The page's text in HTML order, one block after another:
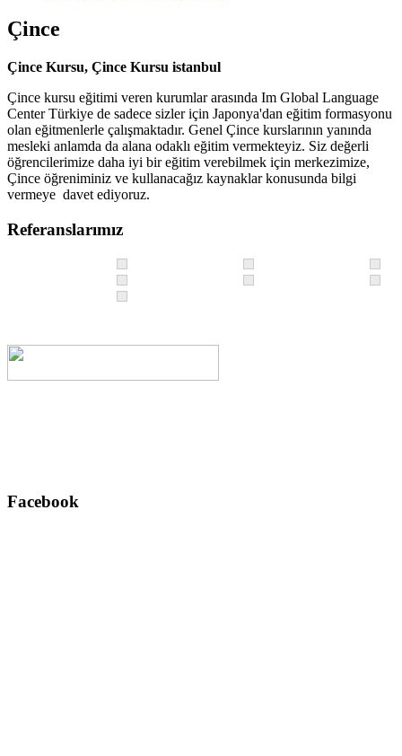
Çince
Çince Kursu, Çince Kursu istanbul
Çince kursu eğitimi veren kurumlar arasında Im Global Language
Center Türkiye de sadece sizler için Japonya'dan eğitim formasyonu
olan eğitmenlerle çalışmaktadır. Genel Çince kurslarının yanında
mesleki anlamda da alana odaklı eğitim vermekteyiz. Siz değerli
öğrencilerimize daha iyi bir eğitim verebilmek için merkezimize,
Çince öğreniminiz ve kullanacağız kaynaklar konusunda bilgi
vermeye davet ediyoruz.
Referanslarımız
Facebook